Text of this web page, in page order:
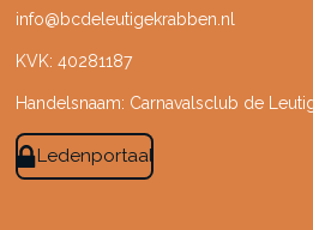
info@bcdeleutigekrabben.nl
KVK: 40281187
Handelsnaam: Carnavalsclub de
Ledenportaal